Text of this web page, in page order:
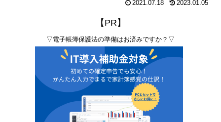
2021.07.18 2023.01.05
【PR】
▽電子帳簿保護法の準備はお済みですか？▽